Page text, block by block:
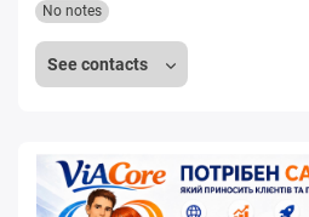
See contacts
No notes